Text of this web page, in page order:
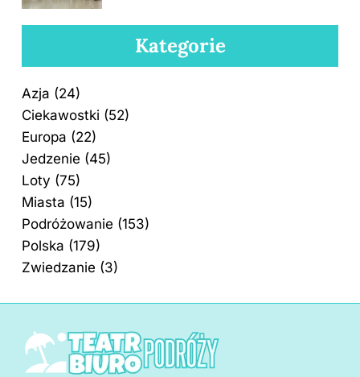
Kategorie
Azja (24)
Ciekawostki (52)
Europa (22)
Jedzenie (45)
Loty (75)
Miasta (15)
Podróżowanie (153)
Polska (179)
Zwiedzanie (3)